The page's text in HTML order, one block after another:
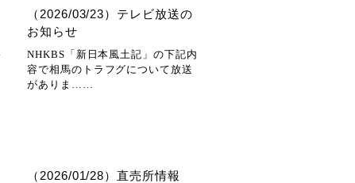
（2026/03/23）テレビ放送の
お知らせ
NHKBS「新日本風土記」の下記内
容で相馬のトラフグについて放送
がありま……
（2026/01/28）直売所情報